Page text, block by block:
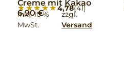
Creme mit Kakao
★★★★★
★★★★★4,78(41)
6,90€
inkl. 10 %
MwSt.
zzgl.
Versand